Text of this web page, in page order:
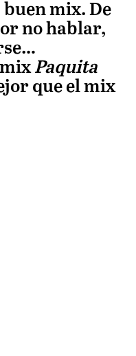
buen mix. De
no hablar,
Paquita
que el mix